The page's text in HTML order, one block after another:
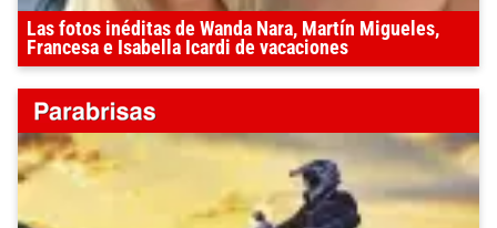
Las fotos inéditas de Wanda Nara, Martín Migueles,
Francesa e Isabella Icardi de vacaciones